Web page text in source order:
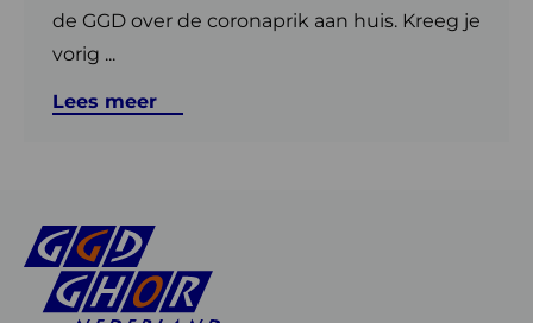
de GGD over de coronaprik aan huis. Kreeg je
vorig ...
Lees meer